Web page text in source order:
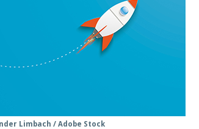
Limbach / Adobe Stock